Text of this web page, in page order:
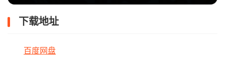
下载地址
百度网盘